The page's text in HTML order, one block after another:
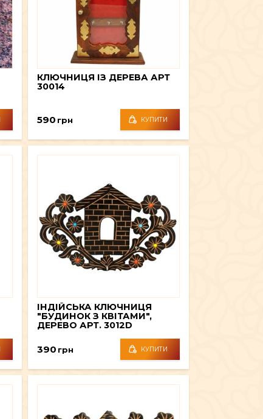
КЛЮЧНИЦЯ ІЗ ДЕРЕВА АРТ
30014
590 грн КУПИТИ
ІНДІЙСЬКА КЛЮЧНИЦЯ
"БУДИНОК З КВІТАМИ",
ДЕРЕВО АРТ. 3012D
390 грн КУПИТИ